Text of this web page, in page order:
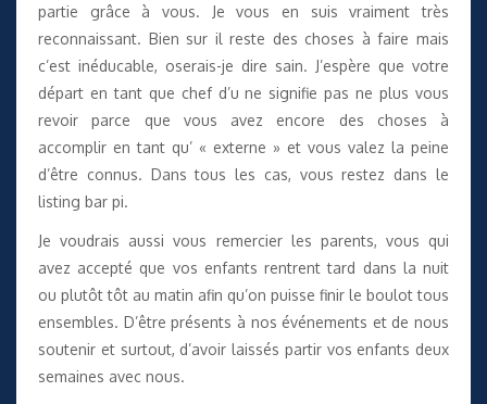
partie grâce à vous. Je vous en suis vraiment très
reconnaissant. Bien sur il reste des choses à faire mais
c’est inéducable, oserais-je dire sain. J’espère que votre
départ en tant que chef d’u ne signifie pas ne plus vous
revoir parce que vous avez encore des choses à
accomplir en tant qu’ « externe » et vous valez la peine
d’être connus. Dans tous les cas, vous restez dans le
listing bar pi.
Je voudrais aussi vous remercier les parents, vous qui
avez accepté que vos enfants rentrent tard dans la nuit
ou plutôt tôt au matin afin qu’on puisse finir le boulot tous
ensembles. D’être présents à nos événements et de nous
soutenir et surtout, d’avoir laissés partir vos enfants deux
semaines avec nous.